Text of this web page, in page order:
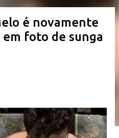
é novamente
foto de sunga